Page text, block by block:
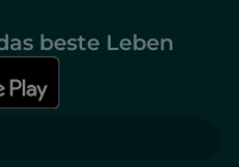
beste Leben